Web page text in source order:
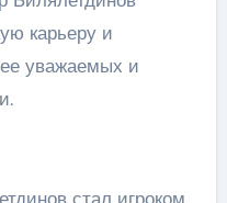
карьеру и
уважаемых и
стал игроком